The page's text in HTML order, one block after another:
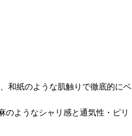
和紙のような肌触りで徹底的にベ
のようなシャリ感と通気性・ピリ